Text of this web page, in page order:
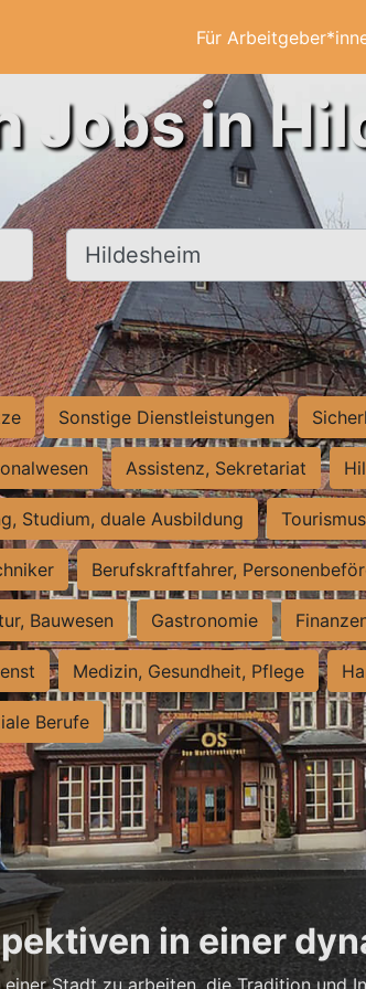
Für
Jobs in
Ort, Stadt
Sonstige Dienstleistungen
Assistenz, Sekretariat
Studium, duale Ausbildung Tourismus
Berufskraftfahrer,
Bauwesen Gastronomie
Medizin, Gesundheit, Pflege
Berufe
in einer